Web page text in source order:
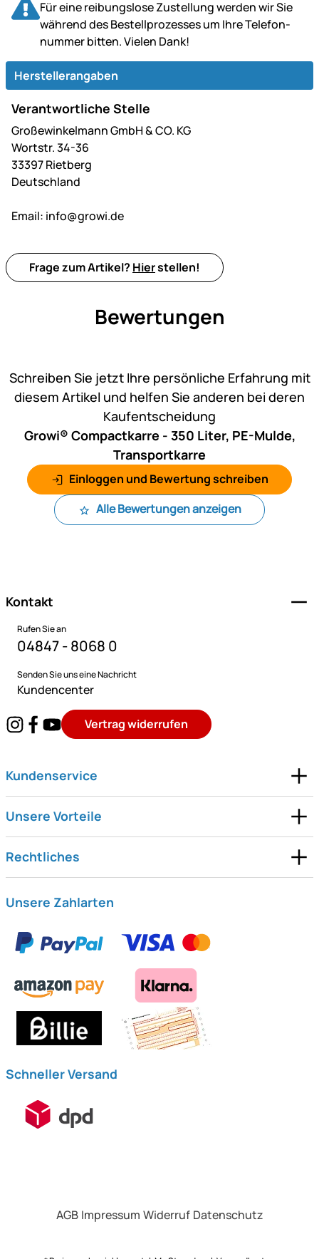
Für eine reibungslose Zustellung werden wir Sie
während des Bestell­prozesses um Ihre Telefon­
nummer bitten. Vielen Dank!
Herstellerangaben
Verantwortliche Stelle
Großewinkelmann GmbH & CO. KG
Wortstr. 34-36
33397 Rietberg
Deutschland
Email: info@growi.de
Frage zum Artikel? Hierstellen!
Bewertungen
Schreiben Sie jetzt Ihre persönliche Erfahrung mit
diesem Artikel und helfen Sie anderen bei deren
Kaufentscheidung
Growi® Compactkarre - 350 Liter, PE-Mulde,
Transportkarre
Einloggen und Bewertung schreiben
Alle Bewertungen anzeigen
Kontakt
Rufen Sie an
04847 - 8068 0
Senden Sie uns eine Nachricht
Kundencenter
Vertrag widerrufen
Kundenservice
Unsere Vorteile
Rechtliches
Unsere Zahlarten
Schneller Versand
AGB Impressum Widerruf Datenschutz